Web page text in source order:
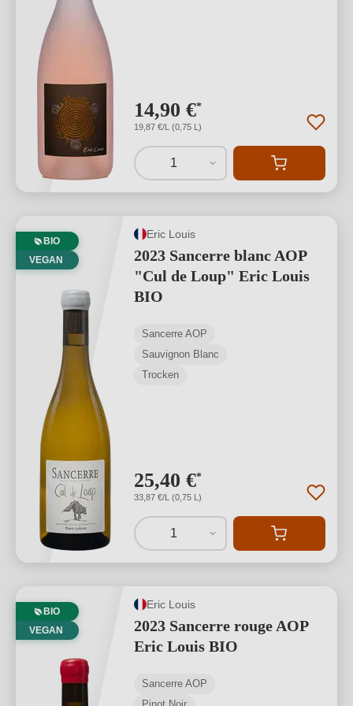
14,90 €*
19,87 €/L (0,75 L)
1
BIO
VEGAN
Eric Louis
2023 Sancerre blanc AOP
"Cul de Loup" Eric Louis
BIO
Sancerre AOP
Sauvignon Blanc
Trocken
25,40 €*
33,87 €/L (0,75 L)
1
BIO
VEGAN
Eric Louis
2023 Sancerre rouge AOP
Eric Louis BIO
Sancerre AOP